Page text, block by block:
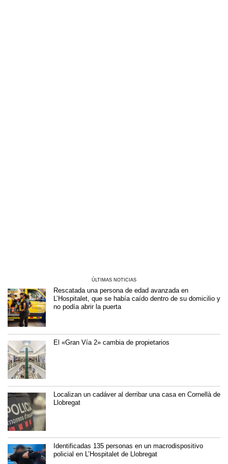
ÚLTIMAS NOTICIAS
Rescatada una persona de edad avanzada en
L’Hospitalet, que se había caído dentro de su domicilio y
no podía abrir la puerta
El «Gran Vía 2» cambia de propietarios
Localizan un cadáver al derribar una casa en Cornellà de
Llobregat
Identificadas 135 personas en un macrodispositivo
policial en L’Hospitalet de Llobregat